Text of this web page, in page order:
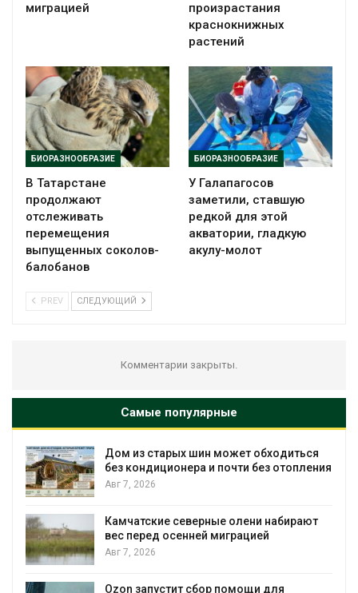
миграцией
произрастания
краснокнижных
растений
БИОРАЗНООБРАЗИЕ
В Татарстане
продолжают
отслеживать
перемещения
выпущенных соколов-
балобанов
БИОРАЗНООБРАЗИЕ
У Галапагосов
заметили, ставшую
редкой для этой
акватории, гладкую
акулу-молот
PREV СЛЕДУЮЩИЙ
Комментарии закрыты.
Самые популярные
обходиться
без отопления
олени набирают
помощи для
Названы ведущие
России по итогам 2025
Тайфун, засуха и
несколько регионов